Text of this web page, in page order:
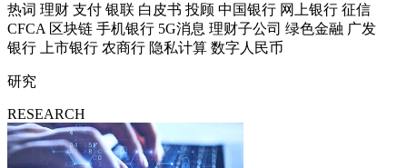
热词 理财 支付 银联 白皮书 投顾 中国银行 网上银行 征信
CFCA 区块链 手机银行 5G消息 理财子公司 绿色金融 广发
银行
上市银行 农商行 隐私计算 数字人民币
研究
RESEARCH